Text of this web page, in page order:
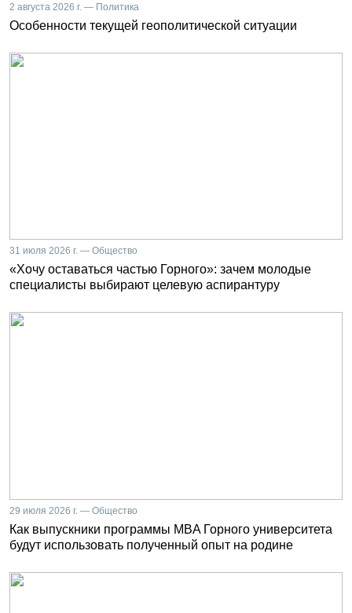
2 августа 2026 г. — Политика
Особенности текущей геополитической ситуации
31 июля 2026 г. — Общество
«Хочу оставаться частью Горного»: зачем молодые
специалисты выбирают целевую аспирантуру
29 июля 2026 г. — Общество
Как выпускники программы MBA Горного университета
будут использовать полученный опыт на родине